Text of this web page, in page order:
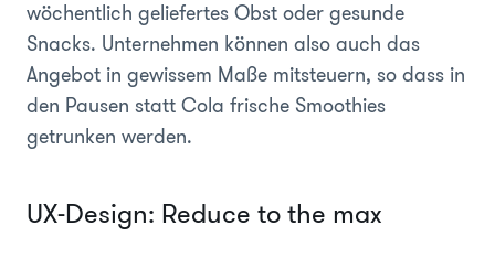
wöchentlich geliefertes Obst oder gesunde
Snacks. Unternehmen können also auch das
Angebot in gewissem Maße mitsteuern, so dass in
den Pausen statt Cola frische Smoothies
getrunken werden.
UX-Design: Reduce to the max